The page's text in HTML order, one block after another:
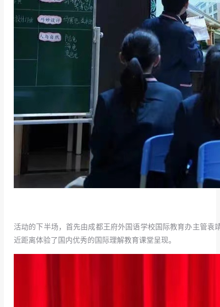
活动的下半场，首先由成都王府外国语学校国际教育办主管
近距离体验了国内优秀的国际理解教育课堂呈现。